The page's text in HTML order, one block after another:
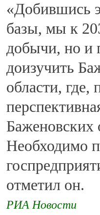
«Добившись
базы, мы к
добычи, но и
доизучить
области, где,
Необходимо
отметил он.
РИА Новости